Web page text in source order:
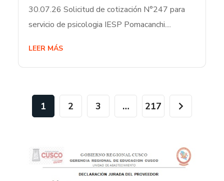
30.07.26 Solicitud de cotización N°247 para
servicio de psicologia IESP Pomacanchi....
LEER MÁS
1 2 3 … 217